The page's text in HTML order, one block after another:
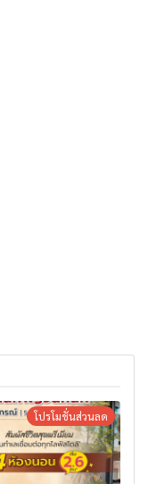
โปรโมชั่นส่วนลด